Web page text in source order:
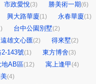
市政愛悅(3) 勝美術一期(6)
興大路華廈(1) 永春華廈(1)
台中公園別墅(2)
遠雄文心匯(2) 得來墅(2)
143號(1) 東方博舍(3)
地AB區(12) 寓上逢甲 (4)
(4)